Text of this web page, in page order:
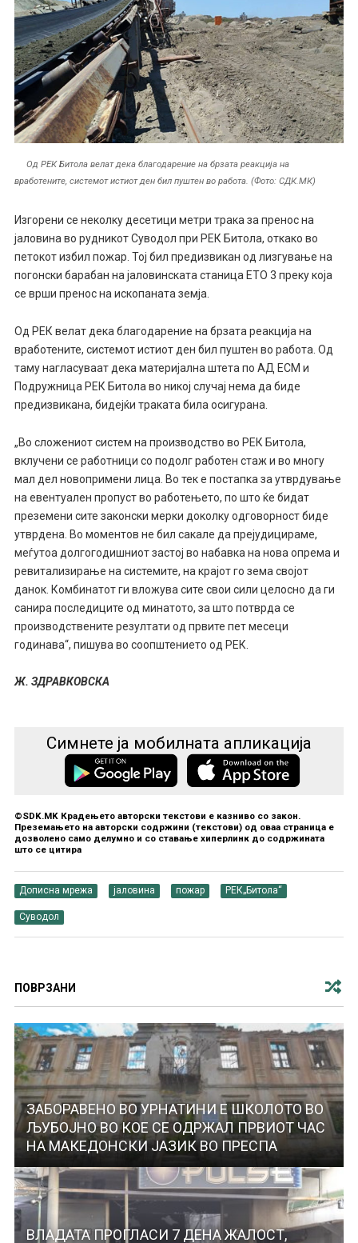
Од РЕК Битола велат дека благодарение на брзата реакција на
вработените, системот истиот ден бил пуштен во работа. (Фото: СДК.МК)
Изгорени се неколку десетици метри трака за пренос на
јаловина во рудникот Суводол при РЕК Битола, откако во
петокот избил пожар. Тој бил предизвикан од лизгување на
погонски барабан на јаловинската станица ЕТО 3 преку која
се врши пренос на ископаната земја.
Од РЕК велат дека благодарение на брзата реакција на
вработените, системот истиот ден бил пуштен во работа. Од
таму нагласуваат дека материјална штета по АД ЕСМ и
Подружница РЕК Битола во никој случај нема да биде
предизвикана, бидејќи траката била осигурана.
„Во сложениот систем на производство во РЕК Битола,
вклучени се работници со подолг работен стаж и во многу
мал дел новопримени лица. Во тек е постапка за утврдување
на евентуален пропуст во работењето, по што ќе бидат
преземени сите законски мерки доколку одговорност биде
утврдена. Во моментов не бил сакале да прејудицираме,
меѓутоа долгогодишниот застој во набавка на нова опрема и
ревитализирање на системите, на крајот го зема својот
данок. Комбинатот ги вложува сите свои сили целосно да ги
санира последиците од минатото, за што потврда се
производствените резултати од првите пет месеци
годинава“, пишува во соопштението од РЕК.
Ж. ЗДРАВКОВСКА
Симнете ја мобилната апликација
©SDK.MK Крадењето авторски текстови е казниво со закон.
Преземањето на авторски содржини (текстови) од оваа страница е
дозволено само делумно и со ставање хиперлинк до содржината
што се цитира
Дописна мрежа јаловина пожар РЕК„Битола“
Суводол
ПОВРЗАНИ
ЗАБОРАВЕНО ВО УРНАТИНИ Е ШКОЛОТО ВО
ЉУБОЈНО ВО КОЕ СЕ ОДРЖАЛ ПРВИОТ ЧАС
НА МАКЕДОНСКИ ЈАЗИК ВО ПРЕСПА
ВЛАДАТА ПРОГЛАСИ 7 ДЕНА ЖАЛОСТ,